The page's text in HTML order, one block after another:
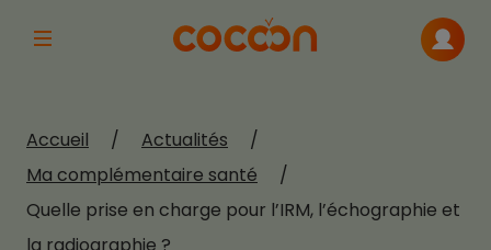
Afficher la navigation principale
Me
Accueil / Actualités
/
Ma complémentaire santé
/
Quelle prise en charge pour l’IRM, l’échographie et